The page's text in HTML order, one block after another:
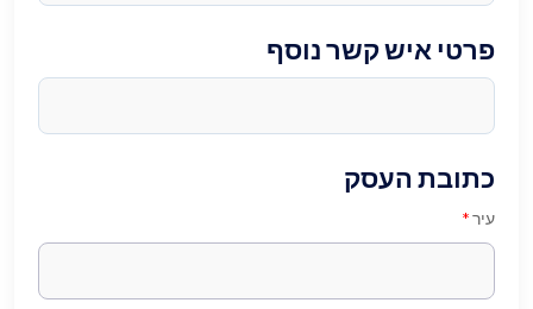
פרטי איש קשר נוסף
כתובת העסק
עיר*